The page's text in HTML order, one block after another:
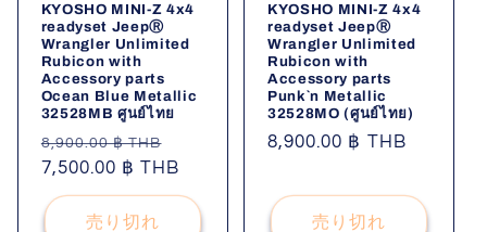
KYOSHO MINI-Z 4x4
readyset JeepⓇ
Wrangler Unlimited
Rubicon with
Accessory parts
Ocean Blue Metallic
32528MB ศูนย์ไทย
通
常
価
格
8,900.00 ฿ THB
ー
ル
7,500.00 ฿ THB
売り切れ
KYOSHO MINI-Z 4x4
readyset JeepⓇ
Wrangler Unlimited
Rubicon with
Accessory parts
Punk`n Metallic
32528MO (ศูนย์ไทย)
通
価
格
8,900.00 ฿ THB
売り切れ